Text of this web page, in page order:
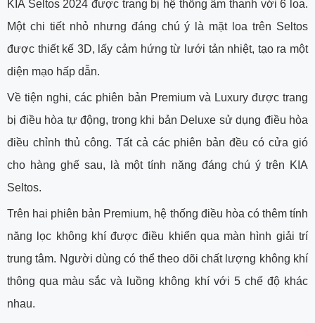
KIA Seltos 2024 được trang bị hệ thống âm thanh với 6 loa.
Một chi tiết nhỏ nhưng đáng chú ý là mặt loa trên Seltos
được thiết kế 3D, lấy cảm hứng từ lưới tản nhiệt, tạo ra một
diện mạo hấp dẫn.
Về tiện nghi, các phiên bản Premium và Luxury được trang
bị điều hòa tự động, trong khi bản Deluxe sử dụng điều hòa
điều chỉnh thủ công. Tất cả các phiên bản đều có cửa gió
cho hàng ghế sau, là một tính năng đáng chú ý trên KIA
Seltos.
Trên hai phiên bản Premium, hệ thống điều hòa có thêm tính
năng lọc không khí được điều khiển qua màn hình giải trí
trung tâm. Người dùng có thể theo dõi chất lượng không khí
thông qua màu sắc và luồng không khí với 5 chế độ khác
nhau.